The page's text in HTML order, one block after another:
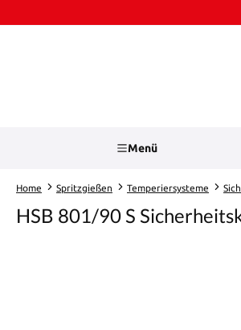
Menü
Home Spritzgießen Temperiersysteme
HSB 801/90 S